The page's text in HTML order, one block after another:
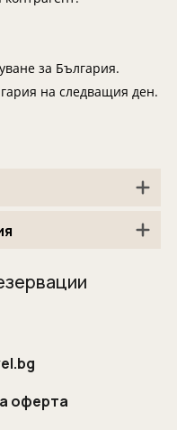
за България.
на следващия ден.
оферта